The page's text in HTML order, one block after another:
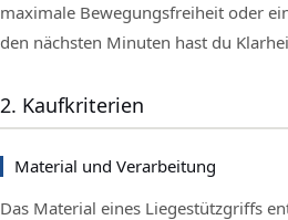
maximale Bewegungsfreiheit oder
den nächsten Minuten hast du
2. Kaufkriterien
Material und Verarbeitung
Das Material eines Liegestützgriffs